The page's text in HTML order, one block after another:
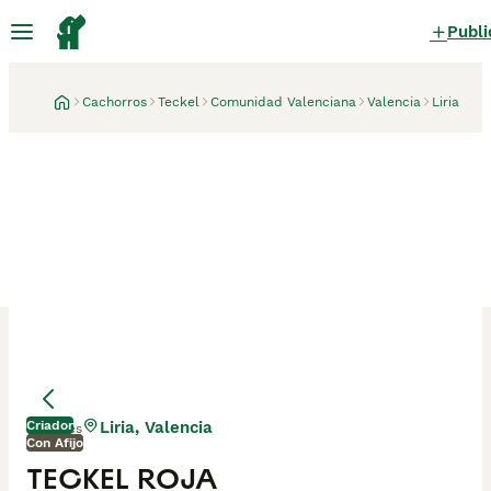
Cachorros Teckel Comunidad Valenciana Valencia Liria
Criador
Con Afijo
TECKEL ROJA
1 mes Liria, Valencia